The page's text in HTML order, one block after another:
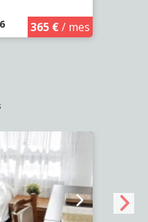
365 €/ mes